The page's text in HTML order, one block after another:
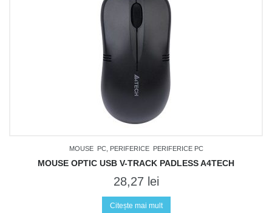
MOUSE PC, PERIFERICE PERIFERICE PC
MOUSE OPTIC USB V-TRACK PADLESS A4TECH
28,27 lei
Citește mai mult